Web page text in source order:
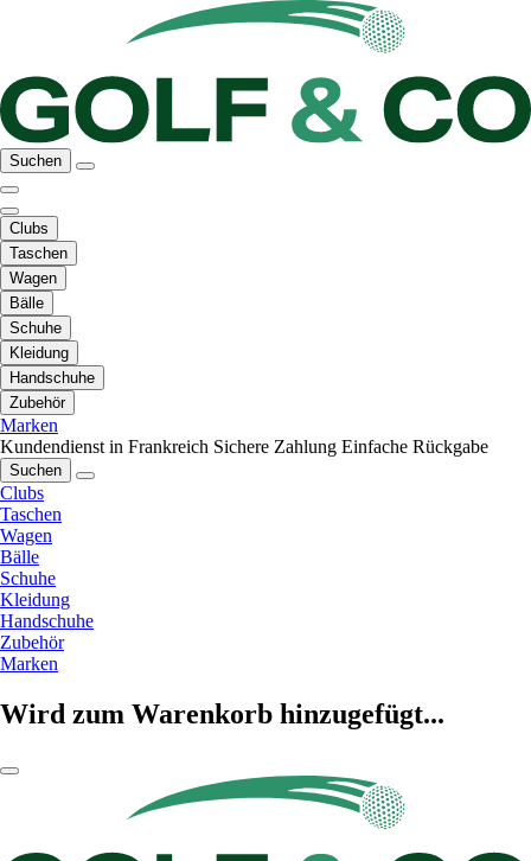
Suchen
Clubs
Taschen
Wagen
Bälle
Schuhe
Kleidung
Handschuhe
Zubehör
Marken
Kundendienst in Frankreich Sichere Zahlung Einfache Rückgabe
Suchen
Clubs
Taschen
Wagen
Bälle
Schuhe
Kleidung
Handschuhe
Zubehör
Marken
Wird zum Warenkorb hinzugefügt...